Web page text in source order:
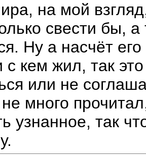
на мой
свести бы,
Ну а насчёт
кем жил, так
или не
много
узнанное, так